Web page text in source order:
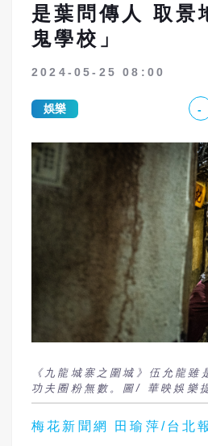
是葉問傳人 取景
鬼學校」
2024-05-25 08:00
娛樂 -
《九龍城寨之圍城》伍允龍雖
功夫圈粉無數。圖/ 華映娛樂
梅花新聞網 田瑜萍/台北